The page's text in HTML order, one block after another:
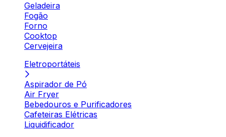
Geladeira
Fogão
Forno
Cooktop
Cervejeira
Eletroportáteis
Aspirador de Pó
Air Fryer
Bebedouros e Purificadores
Cafeteiras Elétricas
Liquidificador